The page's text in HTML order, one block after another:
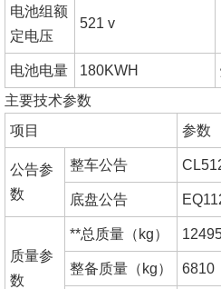
电池组额
定电压
521 v
电池电量 180KWH
主要技术参数
项目
参数
公告参
数
整车公告
底盘公告
质量参
数
**总质量（kg）
整备质量（kg） 6810